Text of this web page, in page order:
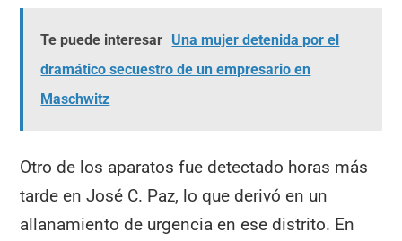
Te puede interesar Una mujer detenida por el
dramático secuestro de un empresario en
Maschwitz
Otro de los aparatos fue detectado horas más
tarde en José C. Paz, lo que derivó en un
allanamiento de urgencia en ese distrito. En